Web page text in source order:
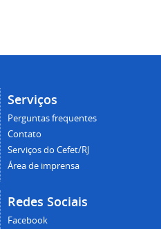
Serviços
Perguntas frequentes
Contato
Serviços do Cefet/RJ
Área de imprensa
Redes Sociais
Facebook